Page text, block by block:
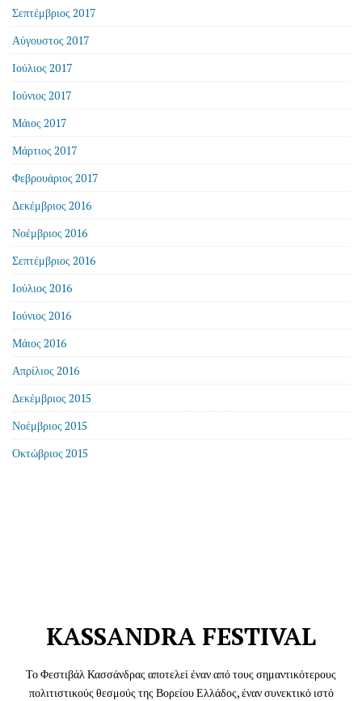
Σεπτέμβριος 2017
Αύγουστος 2017
Ιούλιος 2017
Ιούνιος 2017
Μάιος 2017
Μάρτιος 2017
Φεβρουάριος 2017
Δεκέμβριος 2016
Νοέμβριος 2016
Σεπτέμβριος 2016
Ιούλιος 2016
Ιούνιος 2016
Μάιος 2016
Απρίλιος 2016
Δεκέμβριος 2015
Νοέμβριος 2015
Οκτώβριος 2015
KASSANDRA FESTIVAL
Το Φεστιβάλ Κασσάνδρας αποτελεί έναν από τους σημαντικότερους
πολιτιστικούς θεσμούς της Βορείου Ελλάδος, έναν συνεκτικό ιστό